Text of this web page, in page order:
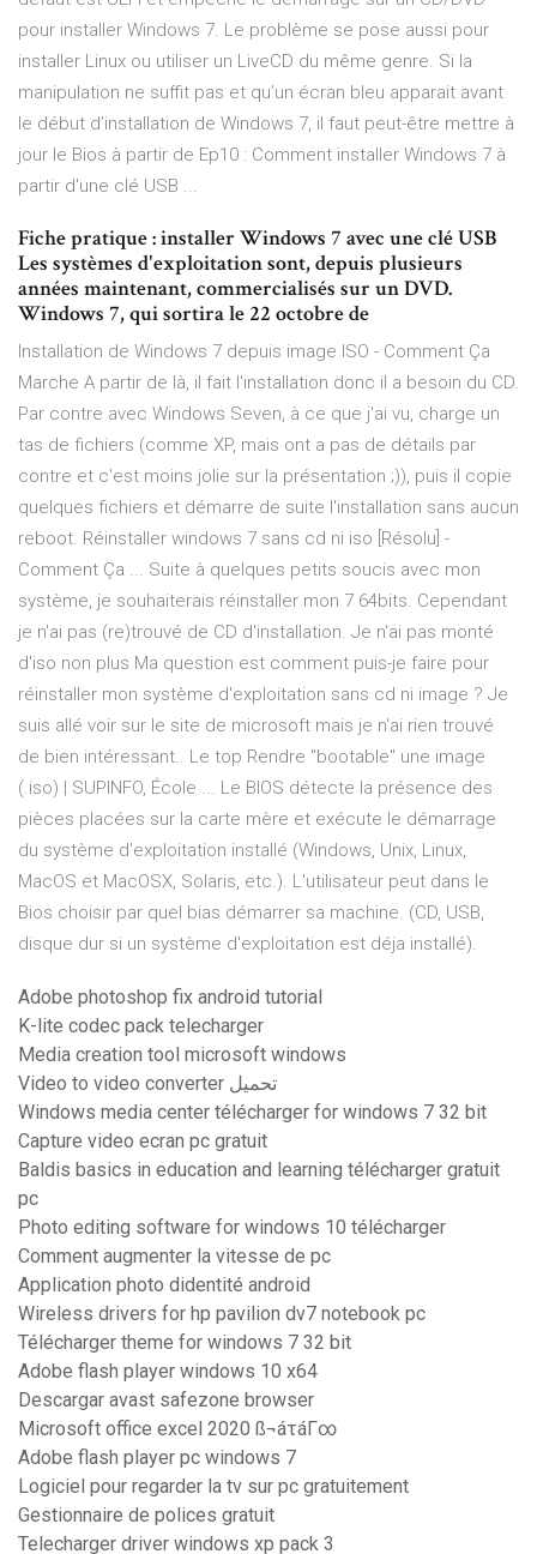
pour installer Windows 7. Le problème se pose aussi pour
installer Linux ou utiliser un LiveCD du même genre. Si la
manipulation ne suffit pas et qu’un écran bleu apparait avant
le début d’installation de Windows 7, il faut peut-être mettre à
jour le Bios à partir de Ep10 : Comment installer Windows 7 à
partir d'une clé USB ...
Fiche pratique : installer Windows 7 avec une clé USB
Les systèmes d'exploitation sont, depuis plusieurs
années maintenant, commercialisés sur un DVD.
Windows 7, qui sortira le 22 octobre de
Installation de Windows 7 depuis image ISO - Comment Ça
Marche A partir de là, il fait l'installation donc il a besoin du CD.
Par contre avec Windows Seven, à ce que j'ai vu, charge un
tas de fichiers (comme XP, mais ont a pas de détails par
contre et c'est moins jolie sur la présentation ;)), puis il copie
quelques fichiers et démarre de suite l'installation sans aucun
reboot. Réinstaller windows 7 sans cd ni iso [Résolu] -
Comment Ça ... Suite à quelques petits soucis avec mon
système, je souhaiterais réinstaller mon 7 64bits. Cependant
je n'ai pas (re)trouvé de CD d'installation. Je n'ai pas monté
d'iso non plus Ma question est comment puis-je faire pour
réinstaller mon système d'exploitation sans cd ni image ? Je
suis allé voir sur le site de microsoft mais je n'ai rien trouvé
de bien intéressant.. Le top Rendre "bootable" une image
(.iso) | SUPINFO, École ... Le BIOS détecte la présence des
pièces placées sur la carte mère et exécute le démarrage
du système d'exploitation installé (Windows, Unix, Linux,
MacOS et MacOSX, Solaris, etc.). L'utilisateur peut dans le
Bios choisir par quel bias démarrer sa machine. (CD, USB,
disque dur si un système d'exploitation est déja installé).
Adobe photoshop fix android tutorial
K-lite codec pack telecharger
Media creation tool microsoft windows
Video to video converter تحميل
Windows media center télécharger for windows 7 32 bit
Capture video ecran pc gratuit
Baldis basics in education and learning télécharger gratuit
pc
Photo editing software for windows 10 télécharger
Comment augmenter la vitesse de pc
Application photo didentité android
Wireless drivers for hp pavilion dv7 notebook pc
Télécharger theme for windows 7 32 bit
Adobe flash player windows 10 x64
Descargar avast safezone browser
Microsoft office excel 2020 ß¬áτáΓ∞
Adobe flash player pc windows 7
Logiciel pour regarder la tv sur pc gratuitement
Gestionnaire de polices gratuit
Telecharger driver windows xp pack 3